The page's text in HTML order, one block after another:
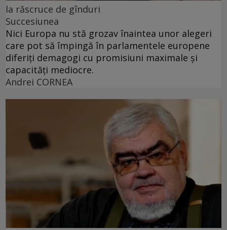
la răscruce de gînduri
Succesiunea
Nici Europa nu stă grozav înaintea unor alegeri
care pot să împingă în parlamentele europene
diferiți demagogi cu promisiuni maximale și
capacități mediocre.
Andrei CORNEA